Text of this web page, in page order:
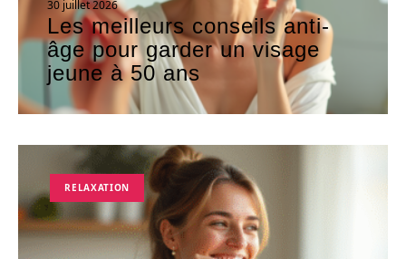
30 juillet 2026
Les meilleurs conseils anti-
âge pour garder un visage
jeune à 50 ans
RELAXATION